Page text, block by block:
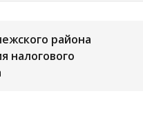
района
налогового